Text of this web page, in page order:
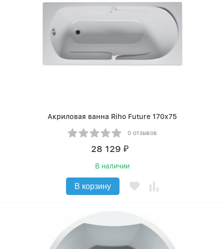
Акриловая ванна Riho Future 170x75
0 отзывов
28 129 ₽
В наличии
В корзину